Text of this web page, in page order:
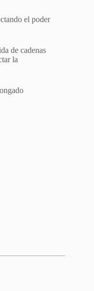
el poder
de cadenas
la